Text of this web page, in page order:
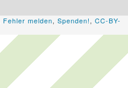
Fehler melden, Spenden!, CC-BY-